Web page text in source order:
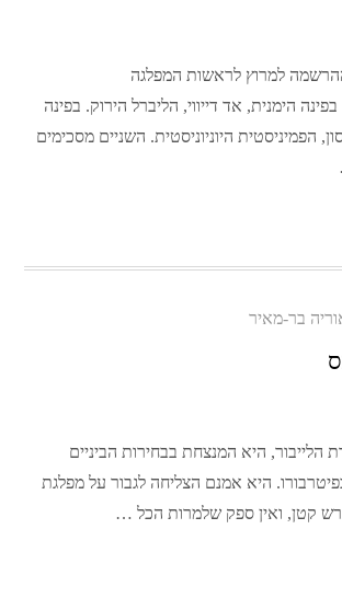
למרוץ לראשות המפלגה
הימנית, אד דייווי, הליברל הירוק. בפינה
הפמיניסטית היוניוניסטית. השניים מסכימים
בר-מאיר
הלייבור, היא המנצחת בבחירות הביניים
היא אמנם הצליחה לגבור על מפלגת
קטן, ואין ספק שלמרות הכל …